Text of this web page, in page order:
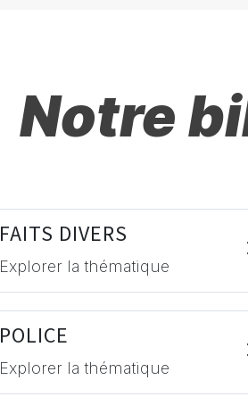
Notre
FAITS DIVERS
Explorer la thématique
POLICE
Explorer la thématique